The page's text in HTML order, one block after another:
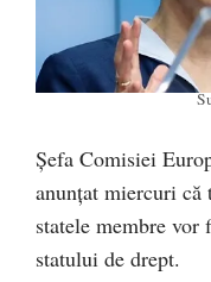
Șefa Comisiei
anunțat miercuri că
statele membre vor
statului de drept.